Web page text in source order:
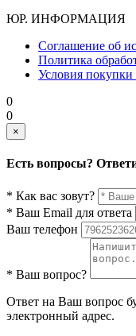
ЮР. ИНФОРМАЦИЯ
Соглашение об
Политика
Условия покупки
0
0
×
Есть вопросы?
* Как вас зовут?
* Ваш Email для ответа
Ваш телефон
* Ваш вопрос?
Ответ на Ваш вопрос
электронный адрес.